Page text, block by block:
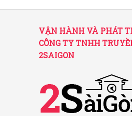
VẬN HÀNH VÀ PHÁT
CÔNG TY TNHH
2SAIGON